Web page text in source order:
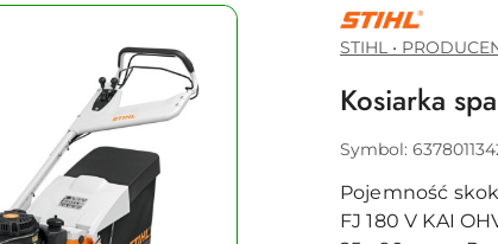
STIHL
•
PRODUCENT
URZĄDZEŃ
PIELĘGNACJI
ZIELENI
STIHL •
Kosiarka
Symbol:
Pojemność
FJ 180 V KAI